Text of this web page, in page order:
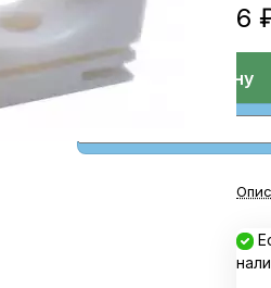
6
В корзину
В корзине